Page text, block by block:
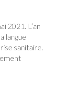
2021. L’an
langue
sanitaire.